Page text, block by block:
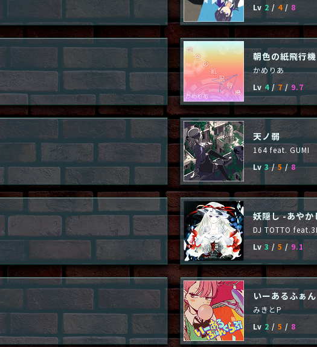
Lv 2 / 4 / 8
朝色の紙飛行機
かめりあ
Lv 4 / 7 / 9.7
天ノ弱
164 feat. GUMI
Lv 3/5/8
妖隠し -あや
DJ TOTTO
Lv 3 / 5 / 9.1
いーあるふぁ
みきとP
Lv 2 / 5 / 8